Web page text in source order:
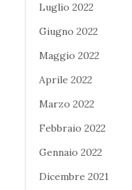
Luglio 2022
Giugno 2022
Maggio 2022
Aprile 2022
Marzo 2022
Febbraio 2022
Gennaio 2022
Dicembre 2021